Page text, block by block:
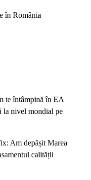
în România
te întâmpină în EA
la nivel mondial pe
Am depășit Marea
calității